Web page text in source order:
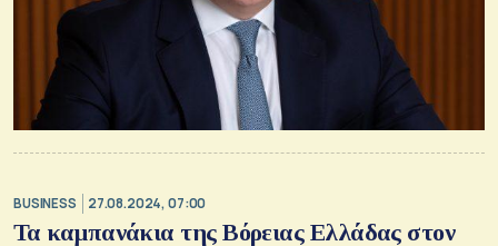
BUSINESS 27.08.2024, 07:00
Τα καμπανάκια της Βόρειας Ελλάδας στον